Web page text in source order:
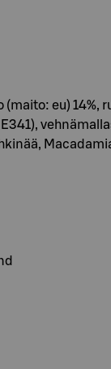
(maito: eu)